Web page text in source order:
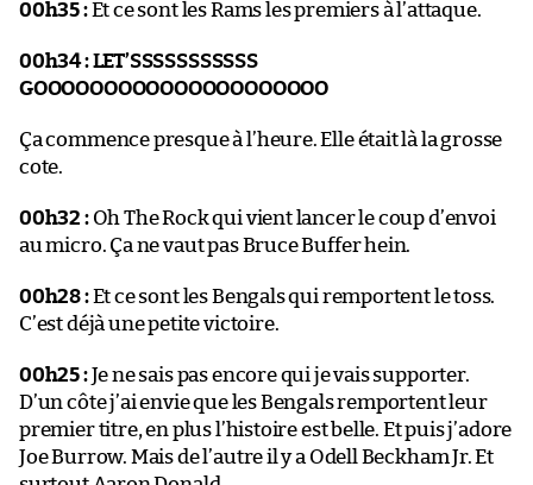
00h35 :Et ce sont les Rams les premiers à l’attaque.
00h34 :LET’SSSSSSSSSSS
GOOOOOOOOOOOOOOOOOOOOO
Ça commence presque à l’heure. Elle était là la grosse
cote.
00h32 :Oh The Rock qui vient lancer le coup d’envoi
au micro. Ça ne vaut pas Bruce Buffer hein.
00h28 :Et ce sont les Bengals qui remportent le toss.
C’est déjà une petite victoire.
00h25 :Je ne sais pas encore qui je vais supporter.
D’un côte j’ai envie que les Bengals remportent leur
premier titre, en plus l’histoire est belle. Et puis j’adore
Joe Burrow. Mais de l’autre il y a Odell Beckham Jr. Et